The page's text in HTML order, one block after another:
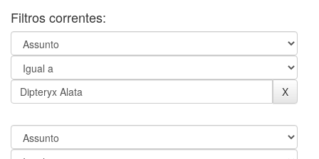
Filtros correntes: